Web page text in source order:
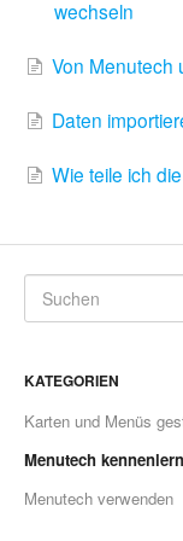
wechseln
Von Menutech
Daten
Wie teile ich
KATEGORIEN
Karten und Menüs
Menutech
Menutech verwenden